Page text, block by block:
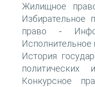
Жилищное
Избирательное
право -
Исполнительное
История
политических
Конкурсное